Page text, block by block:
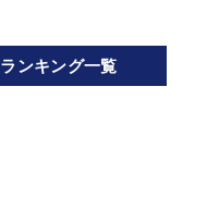
ランキング一覧